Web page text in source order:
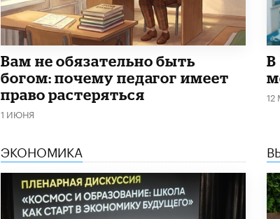
​Вам не обязательно быть
богом: почему педагог имеет
право растеряться
1 ИЮНЯ
В
12
ЭКОНОМИКА